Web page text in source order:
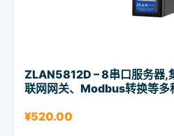
ZLAN5812D – 8串口服务器,
联网网关、Modbus转换等多
¥520.00